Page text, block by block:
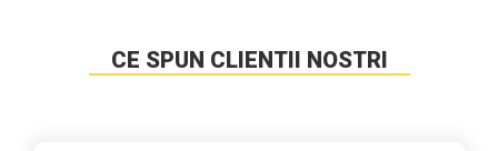
CE SPUN CLIENTII NOSTRI